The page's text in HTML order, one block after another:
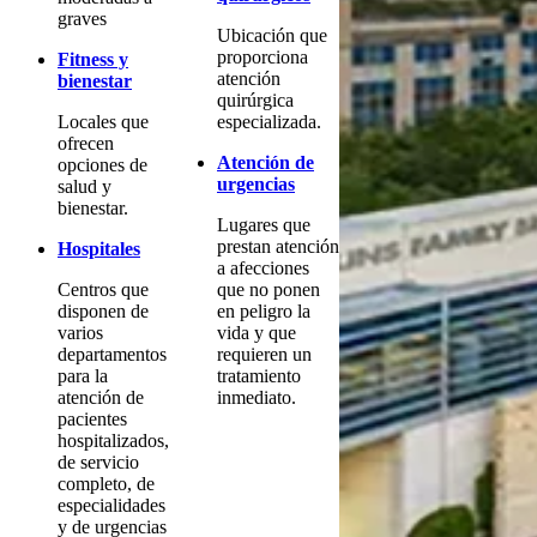
graves
Fitness y
bienestar
Locales que
ofrecen
opciones de
salud y
bienestar.
Hospitales
Centros que
disponen de
varios
departamentos
para la
atención de
pacientes
hospitalizados,
de servicio
completo, de
especialidades
y de urgencias
Ubicación que
proporciona
atención
quirúrgica
especializada.
Atención de
urgencias
Lugares que
prestan atención
a afecciones
que no ponen
en peligro la
vida y que
requieren un
tratamiento
inmediato.